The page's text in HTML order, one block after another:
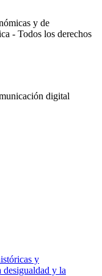
y de
- Todos los derechos
digital
y
desigualdad y la